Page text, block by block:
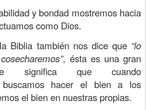
y bondad mostremos hacia
como Dios.
Biblia también nos dice que “lo
, ésta es una gran
significa que cuando
buscamos hacer el bien a los
el bien en nuestras propias.